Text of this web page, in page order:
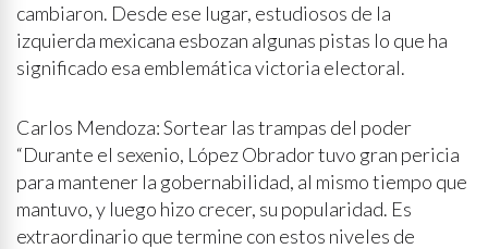
cambiaron. Desde ese lugar, estudiosos de la
izquierda mexicana esbozan algunas pistas lo que ha
significado esa emblemática victoria electoral.
Carlos Mendoza: Sortear las trampas del poder
“Durante el sexenio, López Obrador tuvo gran pericia
para mantener la gobernabilidad, al mismo tiempo que
mantuvo, y luego hizo crecer, su popularidad. Es
extraordinario que termine con estos niveles de